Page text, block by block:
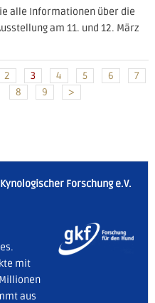
alle Informationen über die
am 11. und 12. März
2 3 4 5 6
7
8
9 >
Forschung e.V.
mit
aus